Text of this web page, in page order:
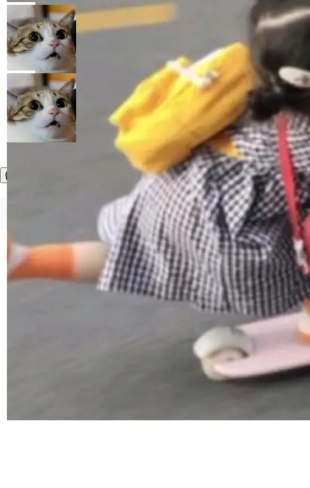
Harness 负责把能力落到真实环境中——调用工
具、读写文件、管理上下文、处理错误、完成闭
环。崔添翼招人的标...
理解、推理、生成与编辑，还仅以 8B-MoT 的轻
量大小，将能力推进到4K、更精细的真实质感、
更复杂的视觉控制和可持续迭代编辑。 相比 U
1，U1.5-Lite-Preview 在以下方向上带来了显著
提升： 原生支持4K图像生成； 更精细的局部纹
理、细节与真实世界质感； 更准确的中英文文字
生成与复杂版式组织； 更稳定的图...
nap。这次是 hwctl——一个用来检查 Ubuntu
硬件认证状态的命令行工具。 Canonical 工程师
Alan Griffiths 在邮件列表中说得很直白：「hwc
tl 是一个 Ubuntu 专有的包，它和它的依赖项都
是 Ubuntu 专有的，不会用在其他发行版上。」
所以 deb 版本的受众实际上为零。既然只有 Ub
untu 用户在用，那用 snap 打包就没什么可纠结
的。 从 deb 到 snap 的迁移路径 hwctl 是 rust-
hwlib 硬件 API 库的一部分，命令行工具负责查
询 Ubuntu 的硬件认证数据库。...
局
Dario Amodei 担心新人来 Anthropic
只为金钱，不为使命
顶级 AI 研究员在两家公司之间来回跳，中间只
隔了几天。 Lilian Weng 上周刚宣布因健康原因
离开 Thinking Machines Lab，说自己作为联合
创始人的角色「太累了」。几天后，The Inform
ation 就曝出她将重回 OpenAI，负责递归自我
改进方向的研究。她是 Thinking Machines 过
去一年内第四个离开的联合创始人。 这家由前
OpenAI CTO Mira Murati 创立的公司，连创始
团队都留不住。 但 Thinking Machines 不是唯
一在人才争夺战中失血的公司。六月，Google
连失两员大将：Noam Shazeer 去了 Op...
局
©OSCHINA(OSChina.NET) 京ICP备2025119063号